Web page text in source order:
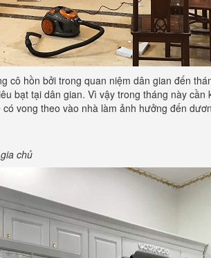
cô hồn bởi trong quan niệm dân gian đến
bạt tại dân gian. Vì vậy trong tháng này
vong theo vào nhà làm ảnh hưởng đến
chủ